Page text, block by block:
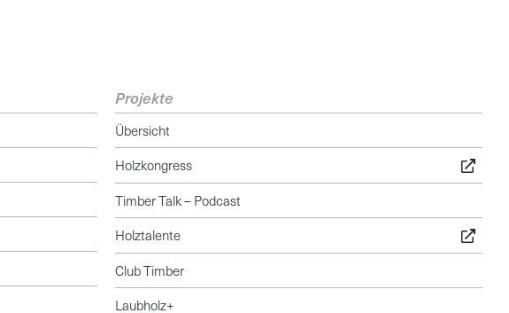
Projekte
Übersicht
Holzkongress
Timber Talk – Podcast
Holztalente
Club Timber
Laubholz+